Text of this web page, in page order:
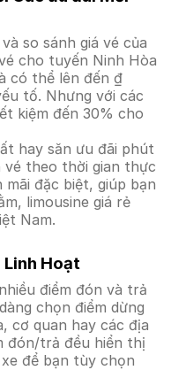
so sánh giá vé của
cho tuyến Ninh Hòa
có thể lên đến ₫
tố. Nhưng với các
kiệm đến 30% cho
hay săn ưu đãi phút
theo thời gian thực
đặc biệt, giúp bạn
limousine giá rẻ
Nam.
Linh Hoạt
điểm đón và trả
chọn điểm dừng
cơ quan hay các địa
đón/trả đều hiển thị
để bạn tùy chọn